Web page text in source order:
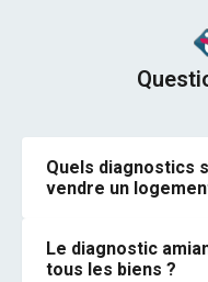
Quels diagnostics
vendre un
Le diagnostic
tous les biens ?